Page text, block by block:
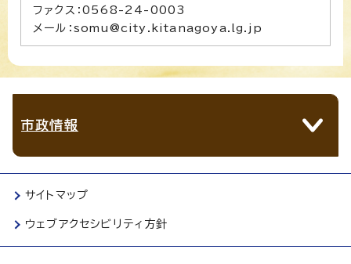
ファクス：0568-24-0003
メール：somu@city.kitanagoya.lg.jp
市政情報
サイトマップ
ウェブアクセシビリティ方針